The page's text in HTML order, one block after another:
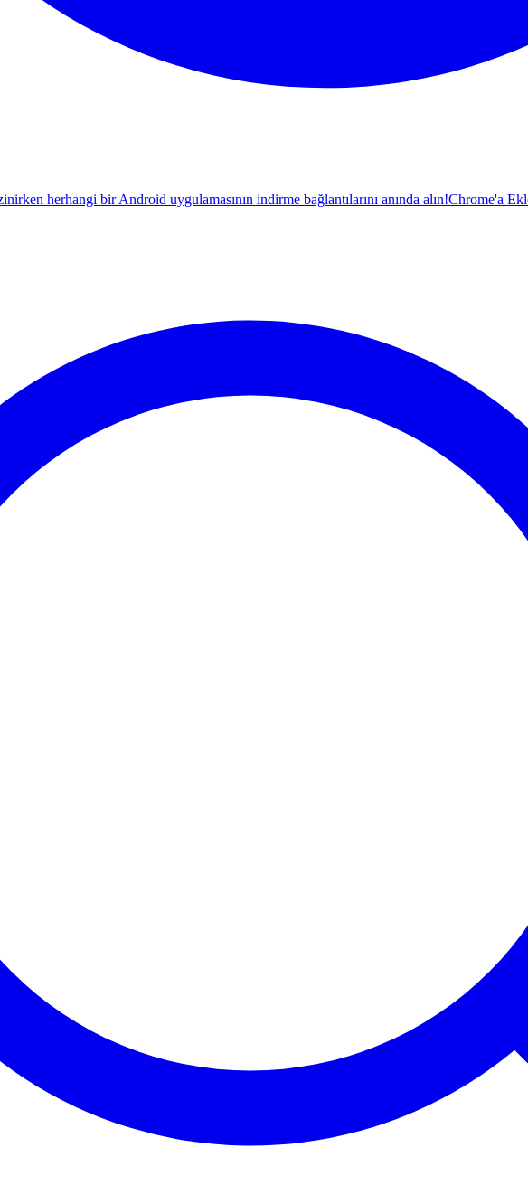
herhangi bir Android uygulamasının indirme bağlantılarını anında alın!Chrome'a